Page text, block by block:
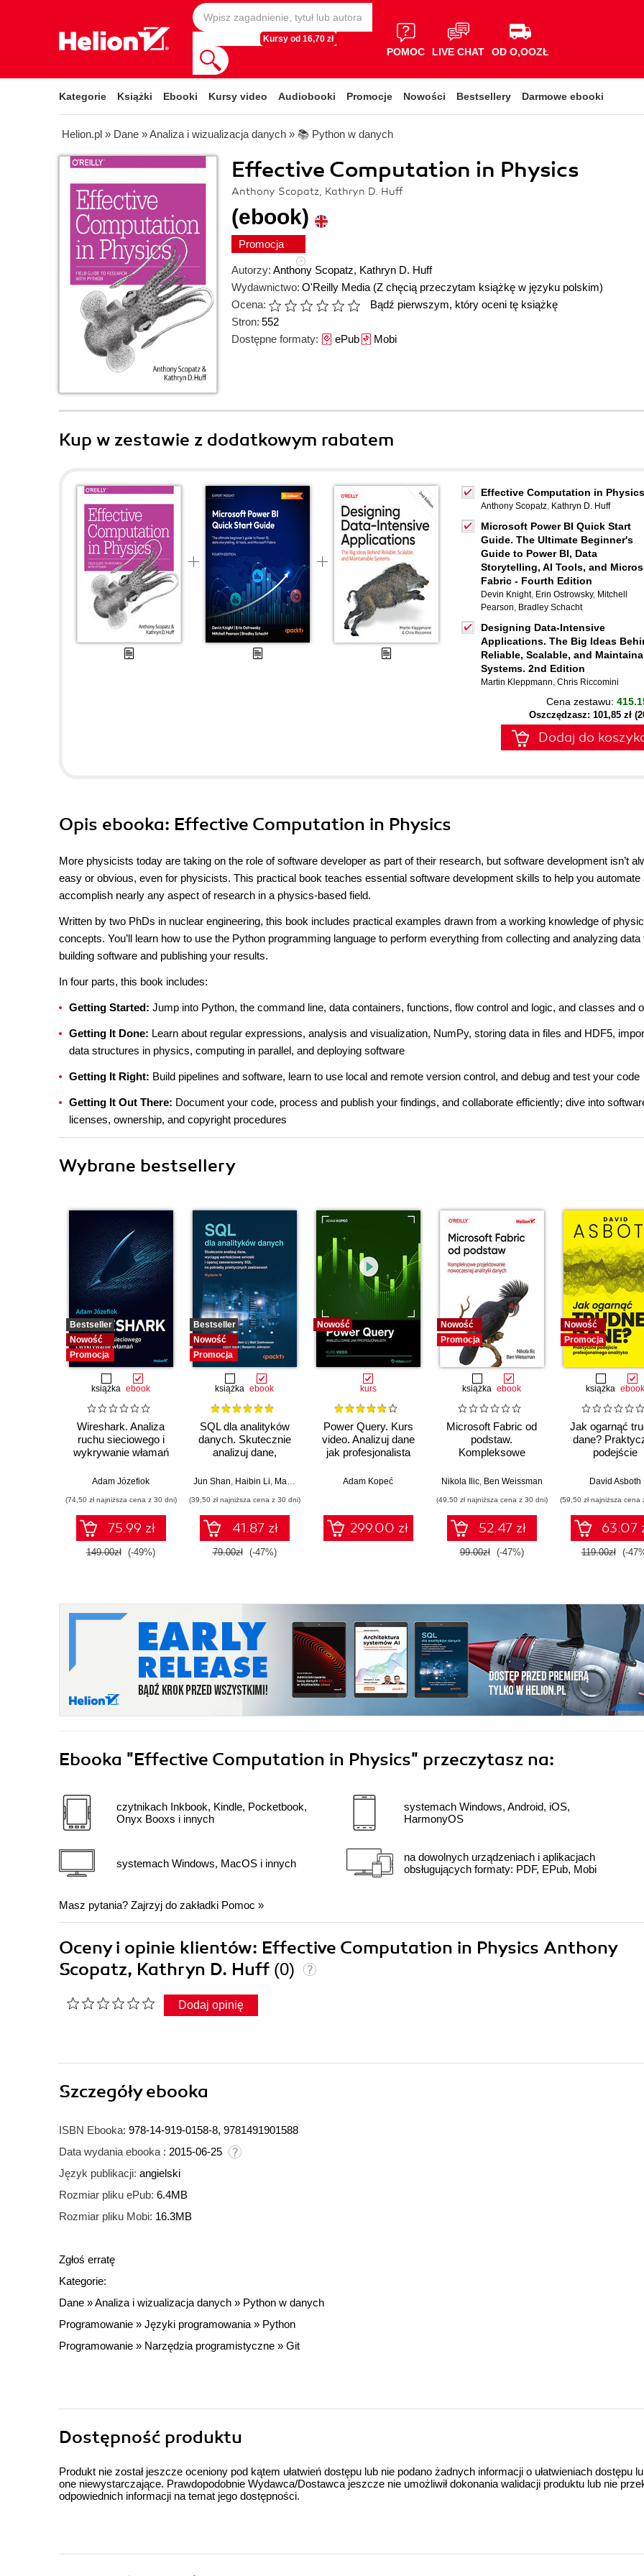
Kursy od 16,70 zł
POMOC LIVE CHAT OD O,OOZŁ
Kategorie Książki Ebooki Kursy video Audiobooki Promocje Nowości Bestsellery Darmowe ebooki
Helion.pl » Dane »Analiza i wizualizacja danych » 📚 Python w danych
Effective Computation in Physics
Anthony Scopatz, Kathryn D. Huff
(ebook)
Promocja
Autorzy: Anthony Scopatz, Kathryn D. Huff
Wydawnictwo: O'Reilly Media (Z chęcią przeczytam książkę w języku polskim)
Ocena:
Bądź pierwszym, który oceni tę książkę
Stron: 552
Dostępne formaty: ePubMobi
Kup w zestawie z dodatkowym rabatem
Effective Computation in Physics
Anthony Scopatz, Kathryn D. Huff
Microsoft Power BI Quick Start
Guide. The Ultimate Beginner's
Guide to Power BI, Data
Storytelling, AI Tools, and
Fabric - Fourth Edition
Devin Knight, Erin Ostrowsky, Mitchell
Pearson, Bradley Schacht
Designing Data-Intensive
Applications. The Big Ideas
Reliable, Scalable, and
Systems. 2nd Edition
Martin Kleppmann, Chris Riccomini
Cena zestawu:
Oszczędzasz: 101,85 zł
Dodaj do
Opis ebooka: Effective Computation in Physics
More physicists today are taking on the role of software developer as part of their research, but software development isn’t
easy or obvious, even for physicists. This practical book teaches essential software development skills to help you automate
accomplish nearly any aspect of research in a physics-based field.
Written by two PhDs in nuclear engineering, this book includes practical examples drawn from a working knowledge of
concepts. You’ll learn how to use the Python programming language to perform everything from collecting and analyzing data
building software and publishing your results.
In four parts, this book includes:
Getting Started: Jump into Python, the command line, data containers, functions, flow control and logic, and classes and
Getting It Done: Learn about regular expressions, analysis and visualization, NumPy, storing data in files and HDF5,
data structures in physics, computing in parallel, and deploying software
Getting It Right: Build pipelines and software, learn to use local and remote version control, and debug and test your code
Getting It Out There: Document your code, process and publish your findings, and collaborate efficiently; dive into
licenses, ownership, and copyright procedures
Wybrane bestsellery
Bestseller
Nowość
Promocja
książka ebook
Wireshark. Analiza
ruchu sieciowego i
wykrywanie włamań
Adam Józefiok
(74,50 zł najniższa cena z 30 dni)
75.99 zł
149.00zł (-49%)
Bestseller
Nowość
Promocja
książka ebook
SQL dla analityków
danych. Skutecznie
analizuj dane,
wartościowe wnioski i
zaawansowany SQL
na potrzeby
praktycznych
zastosowań.
Wydanie IV
Jun Shan, Haibin Li, Matt Goldwasser ,Upom Malik, Benjamin Johnston
(39,50 zł najniższa cena z 30 dni)
41.87 zł
79.00zł (-47%)
Nowość
kurs
Power Query. Kurs
video. Analizuj dane
jak profesjonalista
Adam Kopeć
299.00 zł
Nowość
Promocja
książka ebook
Microsoft Fabric od
podstaw.
Kompleksowe
nowoczesnej
Nikola Ilic, Ben Weissman
(49,50 zł najniższa cena z 30 dni)
52.47 zł
99.00zł (-47%)
Nowość
Promocja
książka ebook
Jak ogarnąć
dane?
podejście
analityka
David Asboth
(59,50 zł najniższa cena
63.07
119.00zł (-
Ebooka "Effective Computation in Physics" przeczytasz na:
czytnikach Inkbook, Kindle, Pocketbook,
Onyx Booxs i innych
systemach Windows, MacOS i innych
systemach Windows, Android, iOS,
HarmonyOS
na dowolnych urządzeniach i aplikacjach
obsługujących formaty: PDF, EPub, Mobi
Masz pytania? Zajrzyj do zakładki Pomoc »
Oceny i opinie klientów: Effective Computation in Physics Anthony
Scopatz, Kathryn D. Huff (0)
Dodaj opinię
Szczegółyebooka
ISBN Ebooka: 978-14-919-0158-8, 9781491901588
Data wydania ebooka : 2015-06-25
Język publikacji: angielski
Rozmiar pliku ePub: 6.4MB
Rozmiar pliku Mobi: 16.3MB
Zgłoś erratę
Kategorie:
Dane »Analiza i wizualizacja danych » Python w danych
Programowanie » Języki programowania » Python
Programowanie » Narzędzia programistyczne » Git
Dostępność produktu
Produkt nie został jeszcze oceniony pod kątem ułatwień dostępu lub nie podano żadnych informacji o ułatwieniach dostępu
one niewystarczające. Prawdopodobnie Wydawca/Dostawca jeszcze nie umożliwił dokonania walidacji produktu lub nie
odpowiednich informacji na temat jego dostępności.